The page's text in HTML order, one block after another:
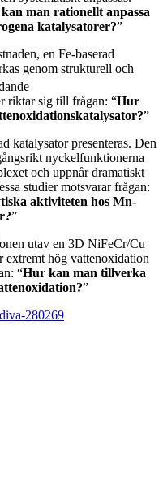
man rationellt anpassa
katalysatorer?”
en Fe-baserad
genom strukturell och
riktar sig till frågan: “Hur
”
katalysator presenteras. Den
nyckelfunktionerna
och uppnår dramatiskt
studier motsvarar frågan:
aktiviteten hos Mn-
”
utav en 3D NiFeCr/Cu
extremt hög vattenoxidation
“Hur kan man tillverka
”
280269